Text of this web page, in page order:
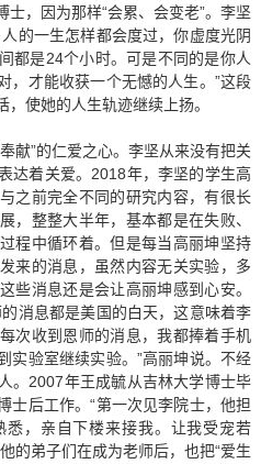
，因为那样“会累、会变老”。李坚
的一生怎样都会度过，你虚度光阴
都是24个小时。可是不同的是你人
，才能收获一个无憾的人生。”这段
使她的人生轨迹继续上扬。
献”的仁爱之心。李坚从来没有把关
达着关爱。2018年，李坚的学生高
之前完全不同的研究内容，有很长
，整整大半年，基本都是在失败、
程中循环着。但是每当高丽坤坚持
来的消息，虽然内容无关实验，多
些消息还是会让高丽坤感到心安。
消息都是美国的白天，这意味着李
次收到恩师的消息，我都捧着手机
实验室继续实验。”高丽坤说。不经
。2007年王成毓从吉林大学博士毕
士后工作。“第一次见李院士，他担
，亲自下楼来接我。让我受宠若
的弟子们在成为老师后，也把“爱生